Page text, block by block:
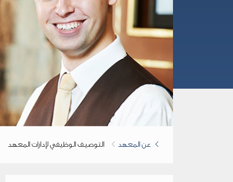
عن المعهد التوصيف الوظيفي لإدارات المعهد